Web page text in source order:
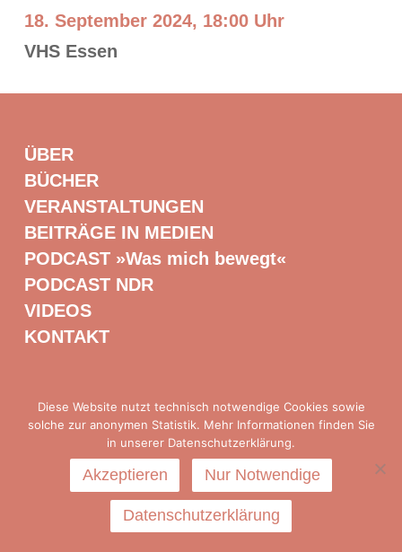
18. September 2024, 18:00 Uhr
VHS Essen
ÜBER
BÜCHER
VERANSTALTUNGEN
BEITRÄGE IN MEDIEN
PODCAST »Was mich bewegt«
PODCAST NDR
VIDEOS
KONTAKT
Presse|Impressum|Datenschutz
Diese Website nutzt technisch notwendige Cookies sowie
solche zur anonymen Statistik. Mehr Informationen finden Sie
in unserer Datenschutzerklärung.
Akzeptieren Nur Notwendige
Datenschutzerklärung